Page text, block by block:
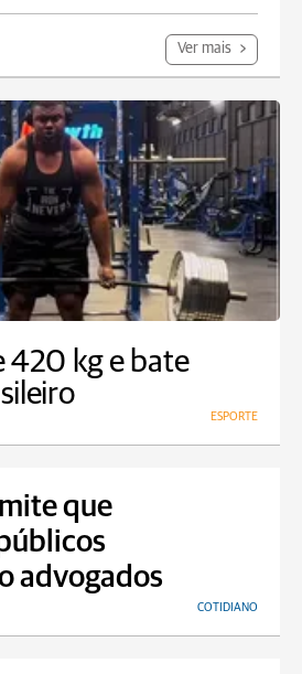
Ver mais
420 kg e bate
ESPORTE
que
advogados
COTIDIANO